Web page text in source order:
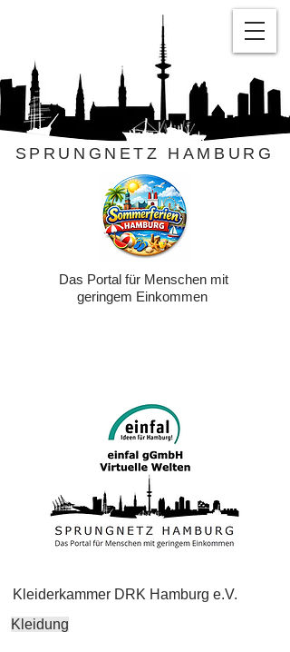
SPRUNGNETZ HAMBURG
Das Portal für Menschen mit
geringem Einkommen
Kleiderkammer DRK Hamburg e.V.
Kleidung